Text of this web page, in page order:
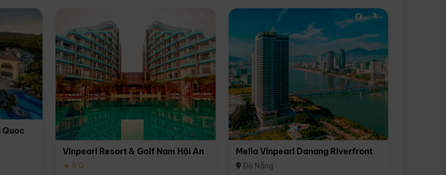
Quoc
Vinpearl Resort & Golf Nam Hội An
★ 5.0
Melia Vinpearl Danang Riverfront
Đà Nẵng